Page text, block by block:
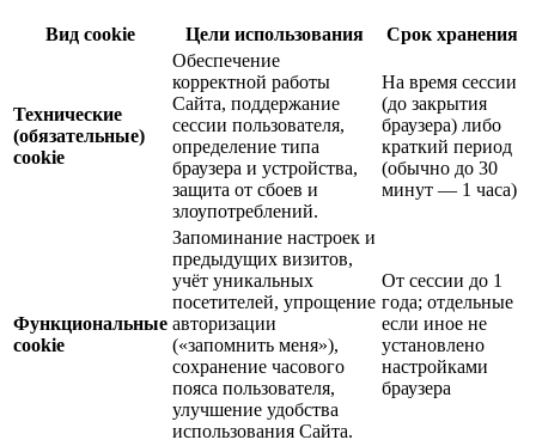
Вид cookie Цели использования Срок хранения
Технические
(обязательные)
cookie
Обеспечение
корректной работы
Сайта, поддержание
сессии пользователя,
определение типа
браузера и устройства,
защита от сбоев и
злоупотреблений.
На время сессии
(до закрытия
браузера) либо
краткий период
(обычно до 30
минут — 1 часа)
Функциональные
cookie
Запоминание настроек и
предыдущих визитов,
учёт уникальных
посетителей, упрощение
авторизации
(«запомнить меня»),
сохранение часового
пояса пользователя,
улучшение удобства
использования Сайта.
От сессии до 1
года; отдельные
если иное не
установлено
настройками
браузера